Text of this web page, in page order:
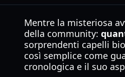
Mentre la misteriosa
della community:
sorprendenti capelli
così semplice come
cronologica e il suo